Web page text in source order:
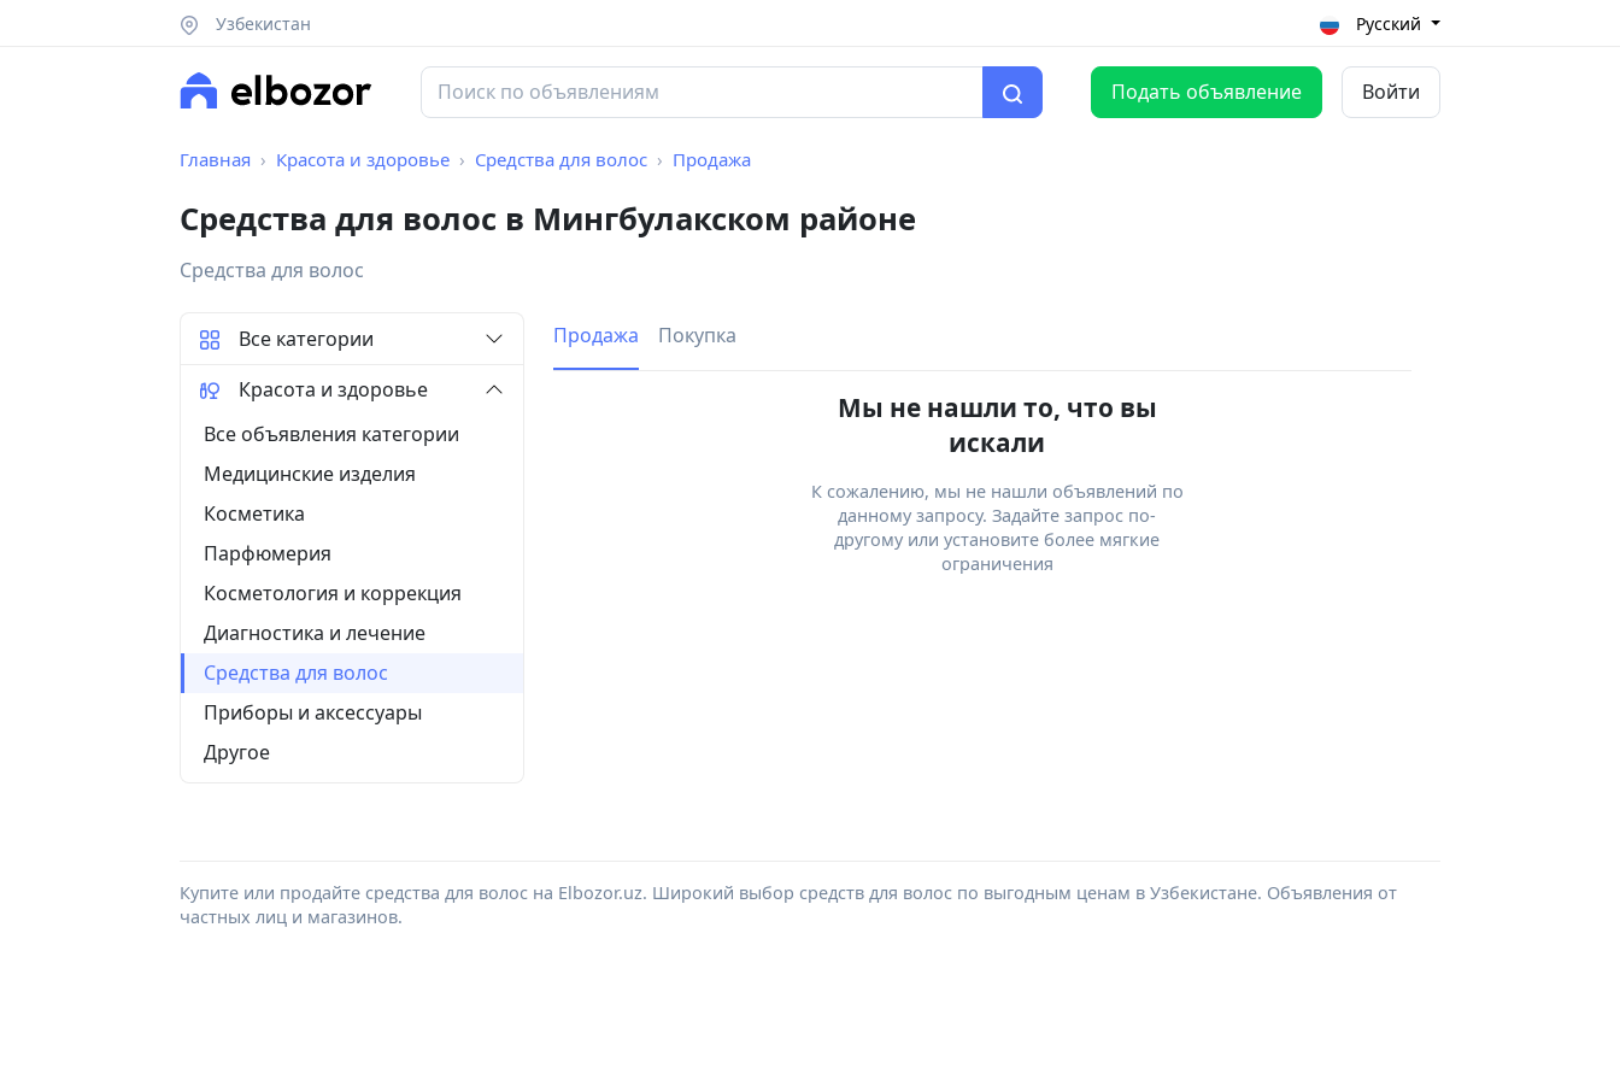
Узбекистан Русский
Подать объявление Войти
Главная Красота и здоровье Средства для волос Продажа
Средства для волос в Мингбулакском районе
Средства для волос
Продажа Покупка
Мы не нашли то, что вы
искали
К сожалению, мы не нашли объявлений по
данному запросу. Задайте запрос по-
другому или установите более мягкие
ограничения
Все категории
Красота и здоровье
Все объявления категории
Медицинские изделия
Косметика
Парфюмерия
Косметология и коррекция
Диагностика и лечение
Средства для волос
Приборы и аксессуары
Другое
Купите или продайте средства для волос на Elbozor.uz. Широкий выбор средств для волос по выгодным ценам в Узбекистане. Объявления от
частных лиц и магазинов.